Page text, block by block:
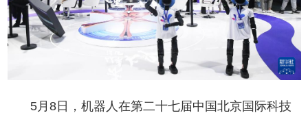
5月8日，机器人在第二十七届中国北京国际科技